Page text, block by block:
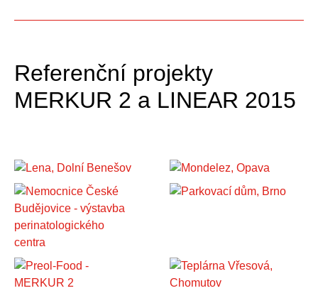
Referenční projekty
MERKUR 2 a LINEAR 2015